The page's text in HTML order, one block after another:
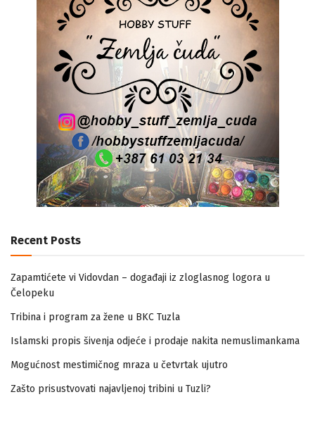
Recent Posts
Zapamtićete vi Vidovdan – događaji iz zloglasnog logora u
Čelopeku
Tribina i program za žene u BKC Tuzla
Islamski propis šivenja odjeće i prodaje nakita nemuslimankama
Mogućnost mestimičnog mraza u četvrtak ujutro
Zašto prisustvovati najavljenoj tribini u Tuzli?